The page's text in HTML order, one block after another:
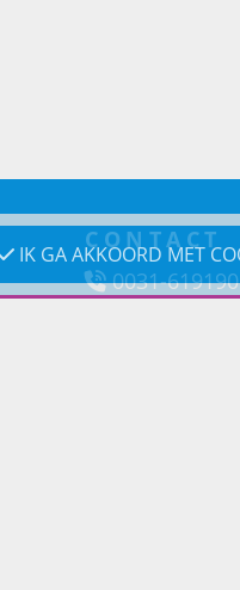
IK GA AKKOORD MET
CONTACT
0031-